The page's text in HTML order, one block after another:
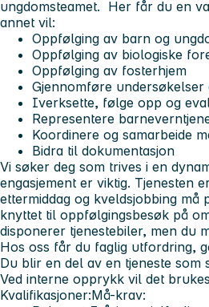
ungdomsteamet. Her får du en
annet vil:
Oppfølging av barn og
Oppfølging av biologiske
Oppfølging av fosterhjem
Gjennomføre
Iverksette, følge opp og
Representere
Koordinere og samarbeide
Bidra til dokumentasjon
Vi søker deg som trives i en
engasjement er viktig. Tjenesten
ettermiddag og kveldsjobbing må
knyttet til oppfølgingsbesøk på
disponerer tjenestebiler, men du
Hos oss får du faglig utfordring,
Du blir en del av en tjeneste
Ved interne opprykk vil det
Kvalifikasjoner:Må-krav: